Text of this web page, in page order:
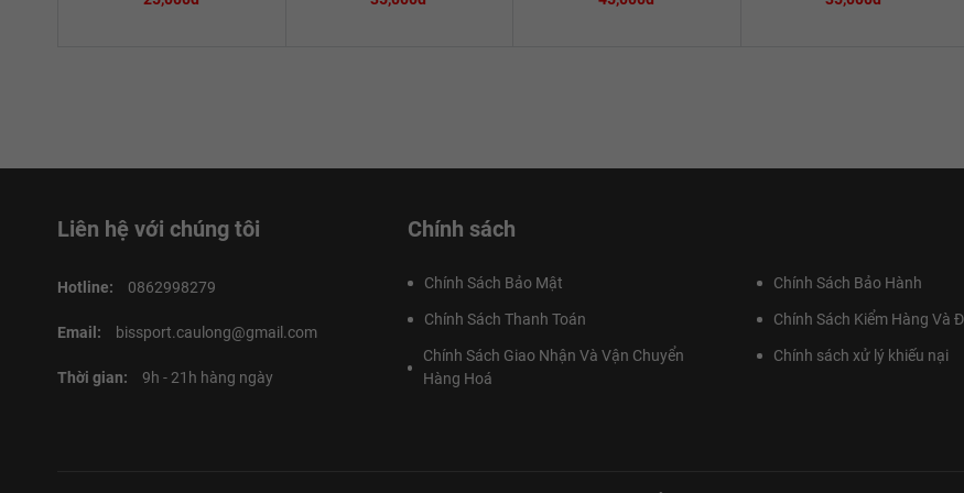
Liên hệ với chúng tôi
Hotline: 0862998279
Email: bissport.caulong@gmail.com
Thời gian: 9h - 21h hàng ngày
Chính sách
Chính Sách Bảo Mật Chính Sách Bảo Hành
Chính Sách Thanh Toán Chính Sách Kiểm Hàng Và
Chính Sách Giao Nhận Và Vận Chuyển
Hàng Hoá
Chính sách xử lý khiếu nại